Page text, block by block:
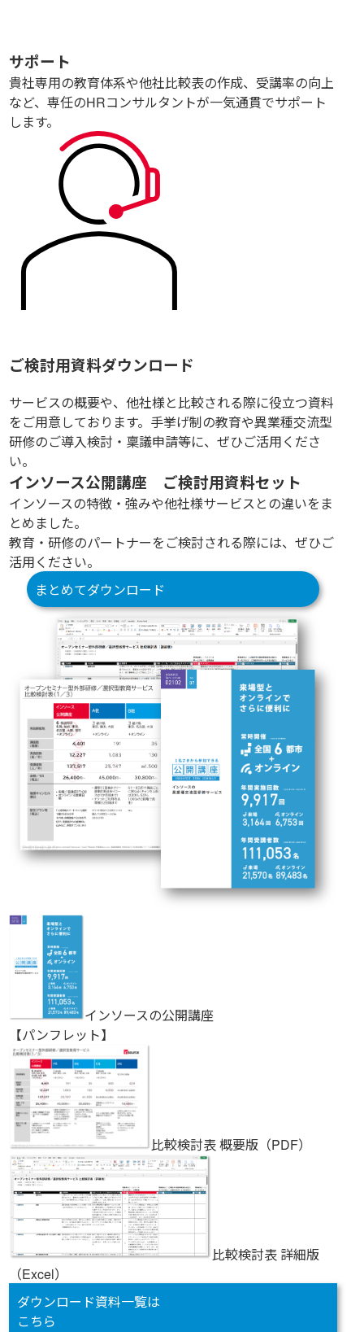
サポート
貴社専用の教育体系や他社比較表の作成、受講率の向上
など、専任のHRコンサルタントが一気通貫でサポート
します。
ご検討用資料ダウンロード
サービスの概要や、他社様と比較される際に役立つ資料
をご用意しております。手挙げ制の教育や異業種交流型
研修のご導入検討・稟議申請等に、ぜひご活用くださ
い。
インソース公開講座 ご検討用資料セット
インソースの特徴・強みや他社様サービスとの違いをま
とめました。
教育・研修のパートナーをご検討される際には、ぜひご
活用ください。
まとめてダウンロード
インソースの公開講座
【パンフレット】
比較検討表 概要版（PDF）
比較検討表 詳細版
（Excel）
ダウンロード資料一覧は
こちら